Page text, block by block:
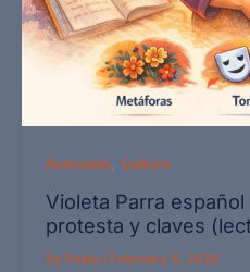
Avanzado , Cultura
Violeta Parra
protesta y claves
By Pablo / February 6, 2026